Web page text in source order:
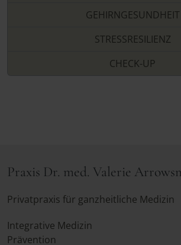
GEHIRNGESUNDHEIT
STRESSRESILIENZ
CHECK-UP
Praxis Dr. med. Valerie
Privatpraxis für ganzheitliche Medizin
Integrative Medizin
Prävention